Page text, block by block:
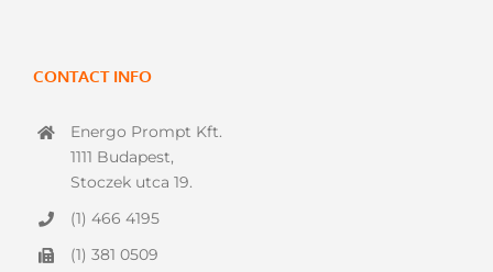
CONTACT INFO
Energo Prompt Kft.
1111 Budapest,
Stoczek utca 19.
(1) 466 4195
(1) 381 0509